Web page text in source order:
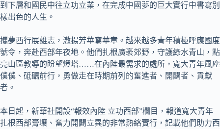
到下層和國民中往立功立業，在完成中國夢的巨大實行中書寫別
樣出色的人生。
攜夢西行展雄志，激揚芳華寫華章。越來越多青年積極呼應國度
號令，奔赴西部年夜地。他們扎根廣袤郊野，守護綠水青山，點
亮山區教導的盼望燈塔……在內陸最需求的處所，寬大青年風塵
僕僕、砥礪前行，勇做走在時期前列的奮進者、開闢者、貢獻
者。
本日起，新華社開設“報效內陸 立功西部”欄目，報道寬大青年
扎根西部膏壤、奮力開闢立異的非常熱絡實行，記載他們助力西